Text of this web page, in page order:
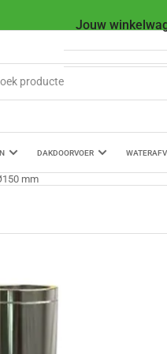
DAKDOORVOER
mm
Jouw